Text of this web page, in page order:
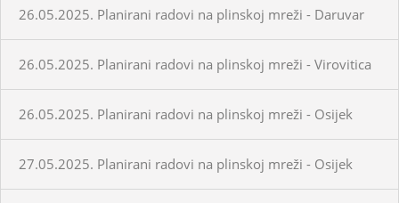
26.05.2025. Planirani radovi na plinskoj mreži - Daruvar
26.05.2025. Planirani radovi na plinskoj mreži - Virovitica
26.05.2025. Planirani radovi na plinskoj mreži - Osijek
27.05.2025. Planirani radovi na plinskoj mreži - Osijek